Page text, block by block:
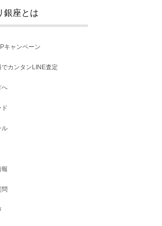
銀座とは
キャンペーン
でカンタンLINE査定
へ
ド
ル
報
問